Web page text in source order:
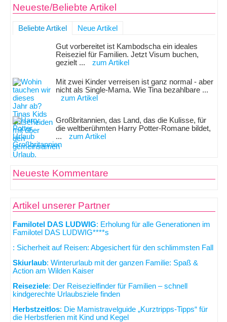
Neueste/Beliebte Artikel
Beliebte Artikel Neue Artikel
Gut vorbereitet ist Kambodscha ein ideales
Reiseziel für Familien. Jetzt Visum buchen,
gezielt ...
zum Artikel
Mit zwei Kinder verreisen ist ganz normal - aber
nicht als Single-Mama. Wie Tina bezahlbare ...
zum Artikel
Großbritannien, das Land, das die Kulisse, für
die weltberühmten Harry Potter-Romane bildet,
...
zum Artikel
Neueste Kommentare
Artikel unserer Partner
Familotel DAS LUDWIG: Erholung für alle Generationen im
Familotel DAS LUDWIG****s
: Sicherheit auf Reisen: Abgesichert für den schlimmsten Fall
Skiurlaub: Winterurlaub mit der ganzen Familie: Spaß &
Action am Wilden Kaiser
Reiseziele: Der Reisezielfinder für Familien – schnell
kindgerechte Urlaubsziele finden
Herbstzeitlos: Die Mamistravelguide „Kurztripps-Tipps“ für
die Herbstferien mit Kind und Kegel